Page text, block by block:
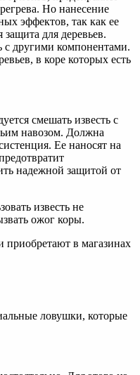
Но нанесение
эффектов, так как ее
для деревьев.
с другими компонентами.
в коре которых есть
смешать известь с
навозом. Должна
Ее наносят на
надежной защитой от
известь не
ожог коры.
приобретают в магазинах
ловушки, которые